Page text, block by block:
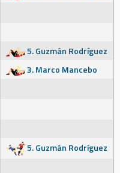
5. Guzmán Rodríguez
3. Marco Mancebo
5. Guzmán Rodríguez